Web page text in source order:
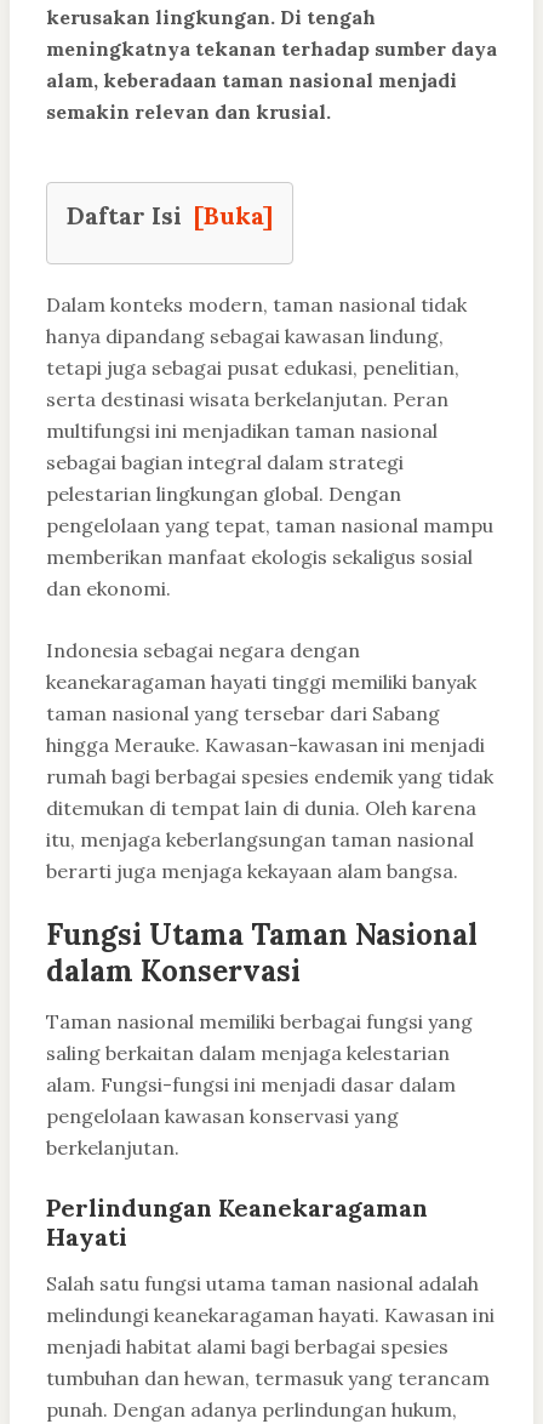
kerusakan lingkungan. Di tengah
meningkatnya tekanan terhadap sumber daya
alam, keberadaan taman nasional menjadi
semakin relevan dan krusial.
Daftar Isi [Buka]
Dalam konteks modern, taman nasional tidak
hanya dipandang sebagai kawasan lindung,
tetapi juga sebagai pusat edukasi, penelitian,
serta destinasi wisata berkelanjutan. Peran
multifungsi ini menjadikan taman nasional
sebagai bagian integral dalam strategi
pelestarian lingkungan global. Dengan
pengelolaan yang tepat, taman nasional mampu
memberikan manfaat ekologis sekaligus sosial
dan ekonomi.
Indonesia sebagai negara dengan
keanekaragaman hayati tinggi memiliki banyak
taman nasional yang tersebar dari Sabang
hingga Merauke. Kawasan-kawasan ini menjadi
rumah bagi berbagai spesies endemik yang tidak
ditemukan di tempat lain di dunia. Oleh karena
itu, menjaga keberlangsungan taman nasional
berarti juga menjaga kekayaan alam bangsa.
Fungsi Utama Taman Nasional
dalam Konservasi
Taman nasional memiliki berbagai fungsi yang
saling berkaitan dalam menjaga kelestarian
alam. Fungsi-fungsi ini menjadi dasar dalam
pengelolaan kawasan konservasi yang
berkelanjutan.
Perlindungan Keanekaragaman
Hayati
Salah satu fungsi utama taman nasional adalah
melindungi keanekaragaman hayati. Kawasan ini
menjadi habitat alami bagi berbagai spesies
tumbuhan dan hewan, termasuk yang terancam
punah. Dengan adanya perlindungan hukum,